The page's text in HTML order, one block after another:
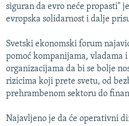
siguran da evro neće propasti"
evropska solidarnost i dalje
Svetski ekonomski forum
pomoć kompanijama, vladama
organizacijama da bi se bolje
rizicima koji prete svetu, od
prehrambenom sektoru do
Najavljeno je da će operativni